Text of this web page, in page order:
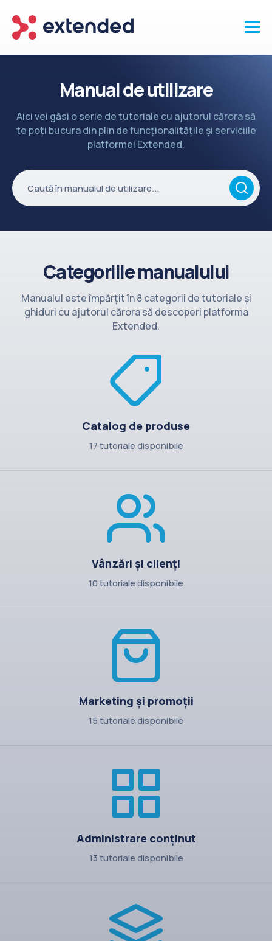
Vanzari și clienti
Marketing și promotii
Integrări
Setări
Înapoi la site
Contact
Manual de utilizare
Aici vei găsi o serie de tutoriale cu ajutorul cărora să
te poți bucura din plin de funcționalitățile și serviciile
platformei Extended.
Categoriile manualului
Manualul este împărțit în 8 categorii de tutoriale și
ghiduri cu ajutorul cărora să descoperi platforma
Extended.
Catalog de produse
17 tutoriale disponibile
Vânzări și clienți
10 tutoriale disponibile
Marketing și promoții
15 tutoriale disponibile
Administrare conținut
13 tutoriale disponibile